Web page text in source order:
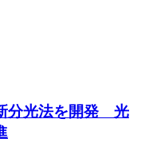
分光法を開発 光